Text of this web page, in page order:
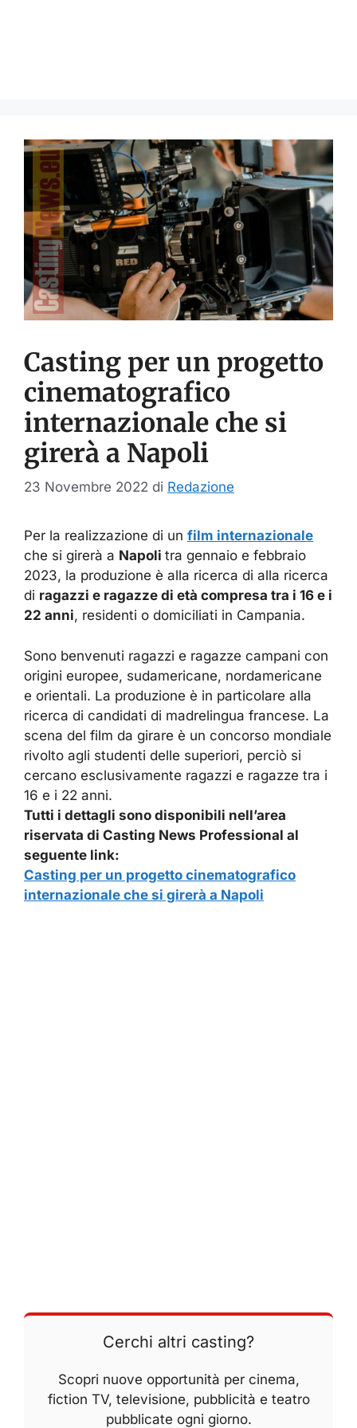
Casting per un progetto
cinematografico
internazionale che si
girerà a Napoli
23 Novembre 2022 di Redazione
Per la realizzazione di un film internazionale
che si girerà a Napoli tra gennaio e febbraio
2023, la produzione è alla ricerca di alla ricerca
di ragazzi e ragazze di età compresa tra i 16 e i
22 anni, residenti o domiciliati in Campania.
Sono benvenuti ragazzi e ragazze campani con
origini europee, sudamericane, nordamericane
e orientali. La produzione è in particolare alla
ricerca di candidati di madrelingua francese. La
scena del film da girare è un concorso mondiale
rivolto agli studenti delle superiori, perciò si
cercano esclusivamente ragazzi e ragazze tra i
16 e i 22 anni.
Tutti i dettagli sono disponibili nell’area
riservata di Casting News Professional al
seguente link:
Casting per un progetto cinematografico
internazionale che si girerà a Napoli
Cerchi altri casting?
Scopri nuove opportunità per cinema,
fiction TV, televisione, pubblicità e teatro
pubblicate ogni giorno.